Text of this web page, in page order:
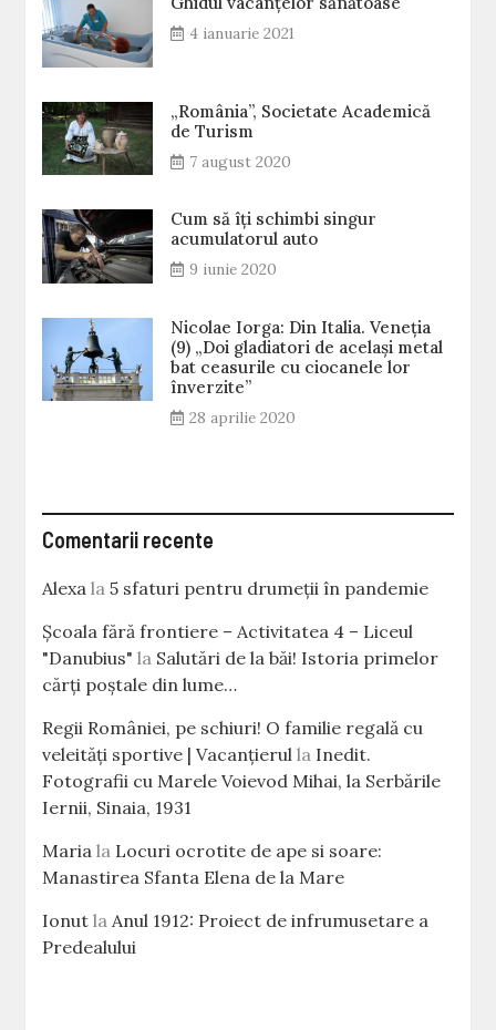
4 ianuarie 2021
„România”, Societate Academică
de Turism
7 august 2020
Cum să îți schimbi singur
acumulatorul auto
9 iunie 2020
Nicolae Iorga: Din Italia. Veneţia
(9) „Doi gladiatori de același metal
bat ceasurile cu ciocanele lor
înverzite”
28 aprilie 2020
Comentarii recente
Alexa la5 sfaturi pentru drumeții în pandemie
Școala fără frontiere – Activitatea 4 – Liceul
"Danubius" la Salutări de la băi! Istoria primelor
cărţi poştale din lume…
Regii României, pe schiuri! O familie regală cu
veleităţi sportive | Vacanțierul la Inedit.
Fotografii cu Marele Voievod Mihai, la Serbările
Iernii, Sinaia, 1931
Maria la Locuri ocrotite de ape si soare:
Manastirea Sfanta Elena de la Mare
Ionut laAnul 1912: Proiect de infrumusetare a
Predealului